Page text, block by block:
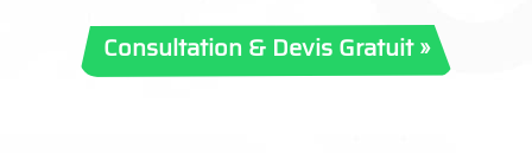
Consultation & Devis Gratuit »